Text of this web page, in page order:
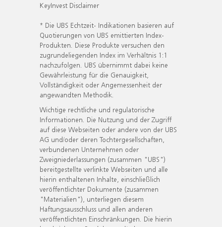
KeyInvest Disclaimer
* Die UBS Echtzeit- Indikationen basieren auf
Quotierungen von UBS emittierten Index-
Produkten. Diese Produkte versuchen den
zugrundeliegenden Index im Verhältnis 1:1
nachzufolgen. UBS übernimmt dabei keine
Gewährleistung für die Genauigkeit,
Vollständigkeit oder Angemessenheit der
angewandten Methodik.
Wichtige rechtliche und regulatorische
Informationen. Die Nutzung und der Zugriff
auf diese Webseiten oder andere von der UBS
AG und/oder deren Tochtergesellschaften,
verbundenen Unternehmen oder
Zweigniederlassungen (zusammen "UBS")
bereitgestellte verlinkte Webseiten und alle
hierin enthaltenen Inhalte, einschließlich
veröffentlichter Dokumente (zusammen
"Materialien"), unterliegen diesem
Haftungsausschluss und allen anderen
veröffentlichten Einschränkungen. Die hierin